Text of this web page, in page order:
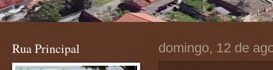
domingo, 12 de
Rua Principal